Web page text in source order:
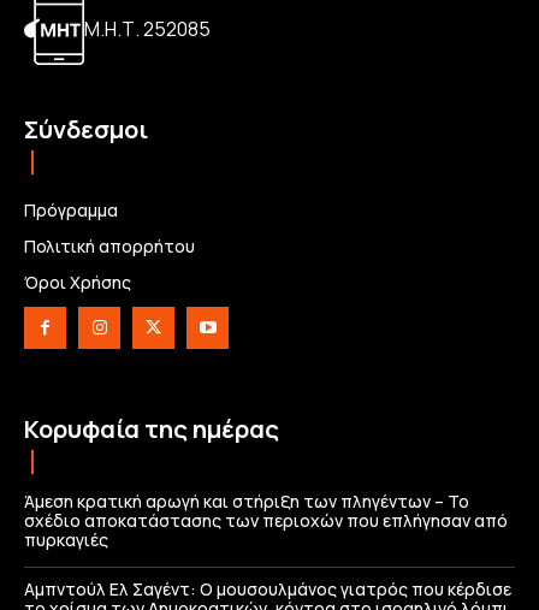
Μ.Η.Τ. 252085
Σύνδεσμοι
Πρόγραμμα
Πολιτική απορρήτου
Όροι Χρήσης
Κορυφαία της ημέρας
Άμεση κρατική αρωγή και στήριξη των πληγέντων – Το
σχέδιο αποκατάστασης των περιοχών που επλήγησαν από
πυρκαγιές
Αμπντούλ Ελ Σαγέντ: Ο μουσουλμάνος γιατρός που κέρδισε